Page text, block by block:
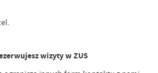
wizyty w ZUS